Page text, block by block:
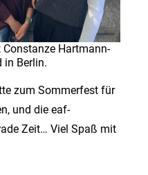
Hartmann-
in Berlin.
zum Sommerfest für
und die eaf-
Zeit… Viel Spaß mit